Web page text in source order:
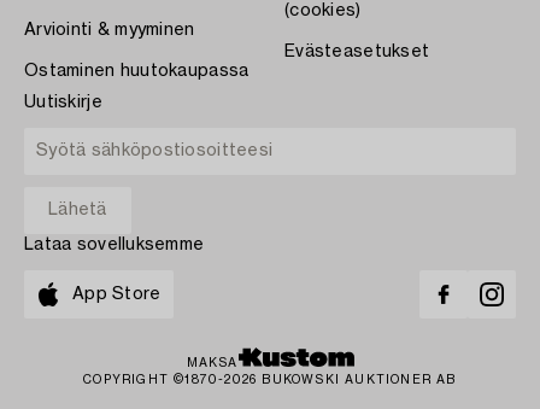
Arviointi & myyminen
Ostaminen huutokaupassa
(cookies)
Evästeasetukset
Uutiskirje
Lataa sovelluksemme
App Store
MAKSA
COPYRIGHT ©1870-2026 BUKOWSKI AUKTIONER AB